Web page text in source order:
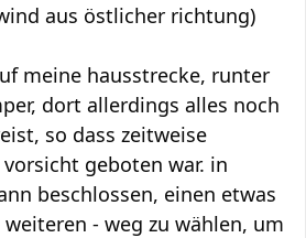
aus östlicher richtung)
meine hausstrecke, runter
dort allerdings alles noch
so dass zeitweise
geboten war. in
beschlossen, einen etwas
- weg zu wählen, um